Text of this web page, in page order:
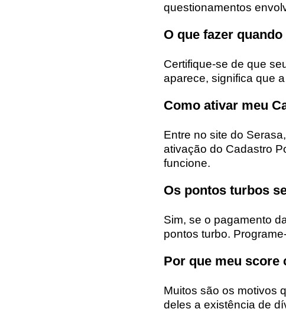
questionamentos
O que fazer
Certifique-se de que
aparece, significa que
Como ativar meu
Entre no site do
ativação do Cadastro
funcione.
Os pontos turbos
Sim, se o pagamento
pontos turbo.
Por que meu score
Muitos são os motivos
deles a existência de